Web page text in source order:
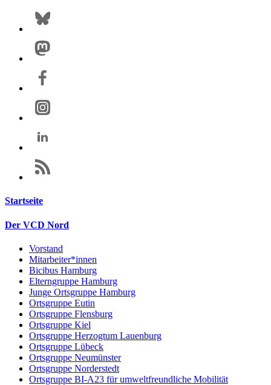
Startseite
Der VCD Nord
Vorstand
Mitarbeiter*innen
Bicibus Hamburg
Elterngruppe Hamburg
Junge Ortsgruppe Hamburg
Ortsgruppe Eutin
Ortsgruppe Flensburg
Ortsgruppe Kiel
Ortsgruppe Herzogtum Lauenburg
Ortsgruppe Lübeck
Ortsgruppe Neumünster
Ortsgruppe Norderstedt
Ortsgruppe BI-A23 für umweltfreundliche Mobilität